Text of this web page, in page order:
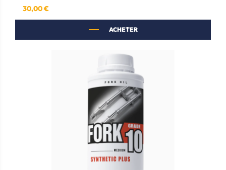
Prix
30,00 €
ACHETER